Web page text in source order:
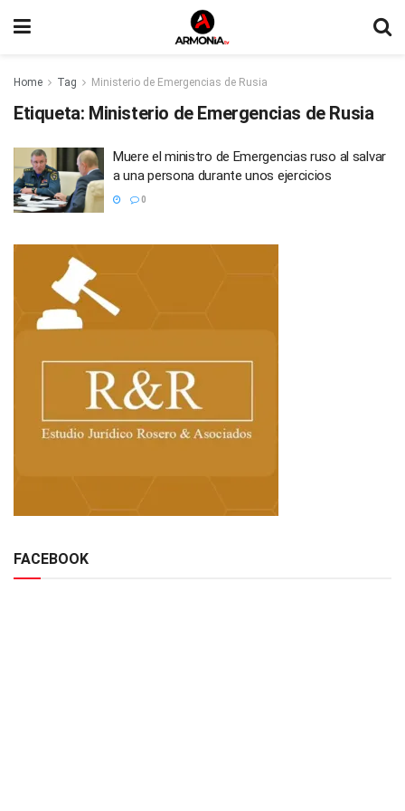
Home Tag Ministerio de Emergencias de Rusia
Etiqueta: Ministerio de Emergencias de Rusia
Muere el ministro de Emergencias ruso al salvar
a una persona durante unos ejercicios
0
FACEBOOK